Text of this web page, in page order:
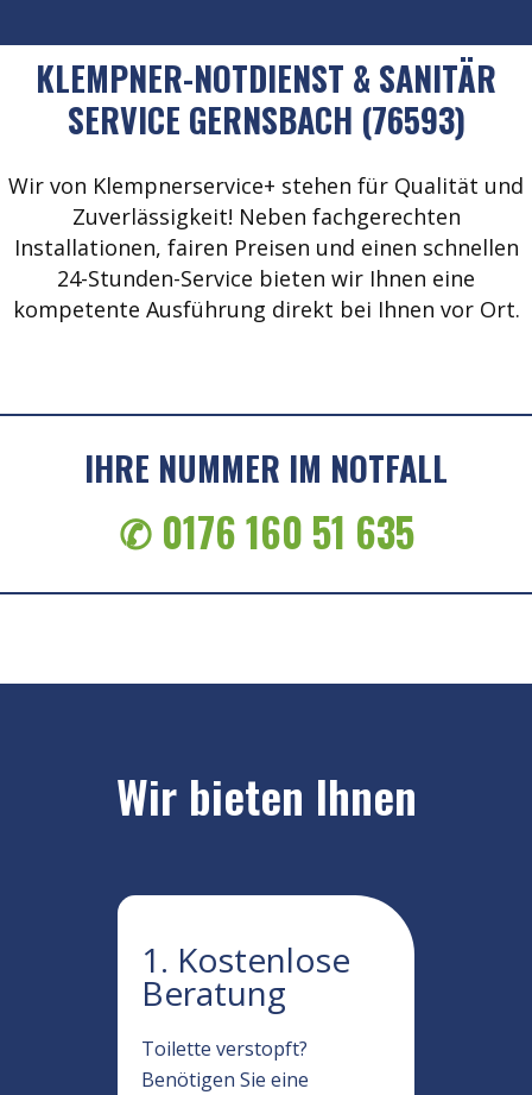
KLEMPNER-NOTDIENST & SANITÄR
SERVICE GERNSBACH (76593)
Wir von Klempnerservice+ stehen für Qualität und
Zuverlässigkeit! Neben fachgerechten
Installationen, fairen Preisen und einen schnellen
24-Stunden-Service bieten wir Ihnen eine
kompetente Ausführung direkt bei Ihnen vor Ort.
IHRE NUMMER IM NOTFALL
✆ 0176 160 51 635
Wir bieten Ihnen
1. Kostenlose
Beratung
Toilette verstopft?
Benötigen Sie eine